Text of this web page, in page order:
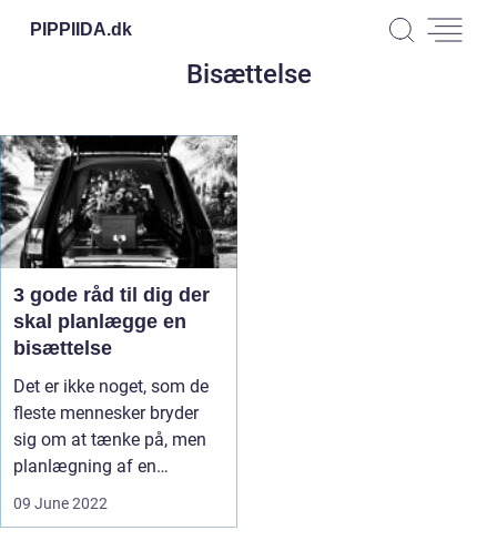
PIPPIIDA.dk
Bisættelse
3 gode råd til dig der
skal planlægge en
bisættelse
Det er ikke noget, som de
fleste mennesker bryder
sig om at tænke på, men
planlægning af en
begravel...
09 June 2022